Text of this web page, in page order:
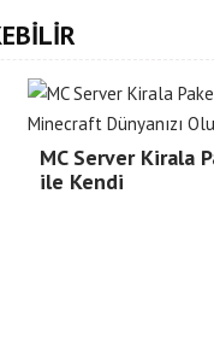
MC Server Kirala
ile Kendi